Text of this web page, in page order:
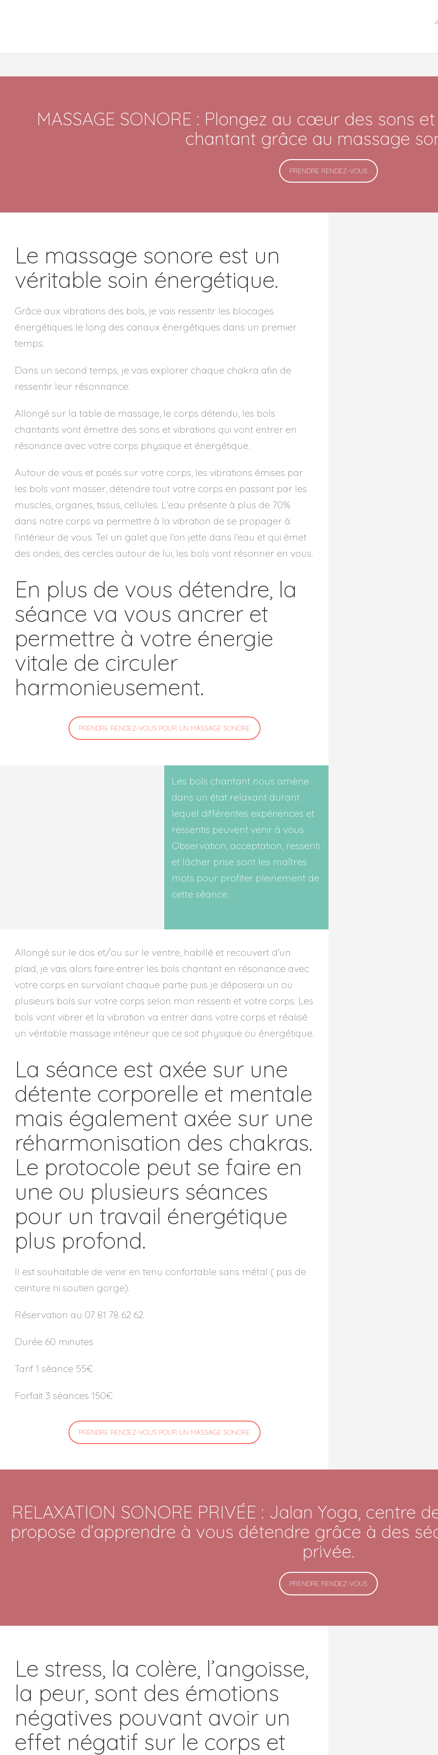
MASSAGE SONORE : Plongez au cœur des sons
chantant grâce au massage
PRENDRE RENDEZ-VOUS
Le massage sonore est un
véritable soin énergétique.
Grâce aux vibrations des bols, je vais ressentir les blocages
énergétiques le long des canaux énergétiques dans un premier
temps.
Dans un second temps, je vais explorer chaque chakra afin de
ressentir leur résonnance.
Allongé sur la table de massage, le corps détendu, les bols
chantants vont émettre des sons et vibrations qui vont entrer en
résonance avec votre corps physique et énergétique.
Autour de vous et posés sur votre corps, les vibrations émises par
les bols vont masser, détendre tout votre corps en passant par les
muscles, organes, tissus, cellules. L’eau présente à plus de 70%
dans notre corps va permettre à la vibration de se propager à
l’intérieur de vous. Tel un galet que l’on jette dans l’eau et qui émet
des ondes, des cercles autour de lui, les bols vont résonner en vous.
En plus de vous détendre, la
séance va vous ancrer et
permettre à votre énergie
vitale de circuler
harmonieusement.
PRENDRE RENDEZ-VOUS POUR UN MASSAGE SONORE
Les bols chantant nous amène
dans un état relaxant durant
lequel différentes expériences et
ressentis peuvent venir à vous.
Observation, acceptation, ressenti
et lâcher prise sont les maîtres
mots pour profiter pleinement de
cette séance.
Allongé sur le dos et/ou sur le ventre, habillé et recouvert d’un
plaid, je vais alors faire entrer les bols chantant en résonance avec
votre corps en survolant chaque partie puis je déposerai un ou
plusieurs bols sur votre corps selon mon ressenti et votre corps. Les
bols vont vibrer et la vibration va entrer dans votre corps et réalisé
un véritable massage intérieur que ce soit physique ou énergétique.
La séance est axée sur une
détente corporelle et mentale
mais également axée sur une
réharmonisation des chakras.
Le protocole peut se faire en
une ou plusieurs séances
pour un travail énergétique
plus profond.
Il est souhaitable de venir en tenu confortable sans métal ( pas de
ceinture ni soutien gorge).
Réservation au 07 81 78 62 62.
Durée 60 minutes
Tarif 1 séance 55€
Forfait 3 séances 150€
PRENDRE RENDEZ-VOUS POUR UN MASSAGE SONORE
RELAXATION SONORE PRIVÉE : Jalan Yoga, centre
propose d’apprendre à vous détendre grâce à des
privée.
PRENDRE RENDEZ-VOUS
Le stress, la colère, l’angoisse,
la peur, sont des émotions
négatives pouvant avoir un
effet négatif sur le corps et